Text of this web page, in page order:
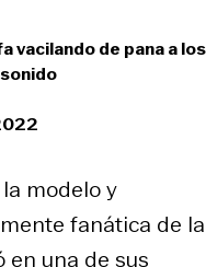
vacilando de pana a los
modelo y
fanática de la
en una de sus